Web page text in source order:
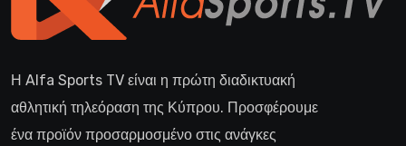
Η Alfa Sports TV είναι η πρώτη διαδικτυακή
αθλητική τηλεόραση της Κύπρου. Προσφέρουμε
ένα προϊόν προσαρμοσμένο στις ανάγκες